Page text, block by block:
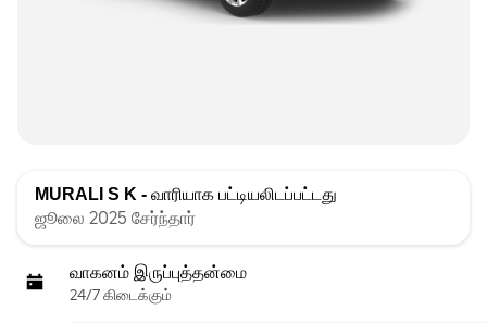
MURALI S K - வாரியாக பட்டியலிடப்பட்டது
ஜூலை 2025 சேர்ந்தார்
வாகனம் இருப்புத்தன்மை
24/7 கிடைக்கும்